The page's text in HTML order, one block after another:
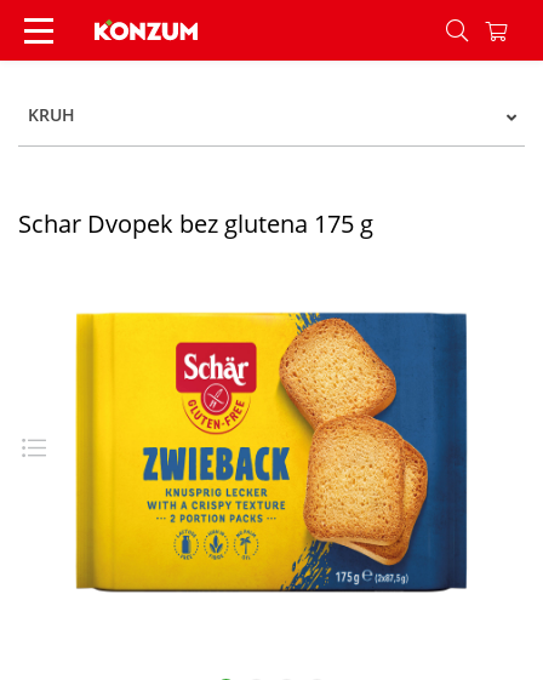
Schar Dvopek bez glutena 175 g - Konzum
KRUH
Schar Dvopek bez glutena 175 g